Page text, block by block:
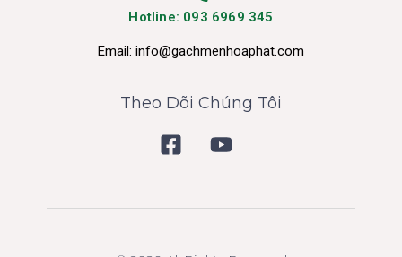
Hotline: 093 6969 345
Email: info@gachmenhoaphat.com
Theo Dõi Chúng Tôi